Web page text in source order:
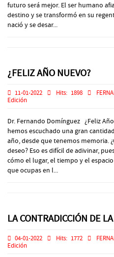
futuro será mejor. El ser humano
destino y se transformó en su
nació y se desar...
¿FELIZ AÑO NUEVO?
11-01-2022 Hits: 1898
Edición
Dr. Fernando Domínguez ¿Feliz
hemos escuchado una gran
año, desde que tenemos memoria.
deseo? Eso es difícil de adivinar,
cómo el lugar, el tiempo y el
que ocupas en l...
LA CONTRADICCIÓN DE
04-01-2022 Hits: 1772
Edición